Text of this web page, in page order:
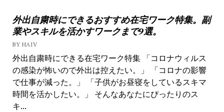
外出自粛時にできるおすすめ在宅ワーク特集。副
業やスキルを活かすワークまで9選。
BY HAIV
外出自粛時にできる在宅ワーク特集 「コロナウィルス
の感染が怖いので外出は控えたい。」 「コロナの影響
で仕事が減った。」 「子供がお昼寝をしているスキマ
時間を活かしたい。」 そんなあなたにぴったりのス
キ...